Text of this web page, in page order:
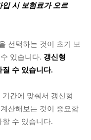
입 시 보험료가 오르
선택하는 것이 초기 보
있습니다. 갱신형
수 있습니다.
간에 맞춰서 갱신형
산해보는 것이 중요합
수 있습니다.